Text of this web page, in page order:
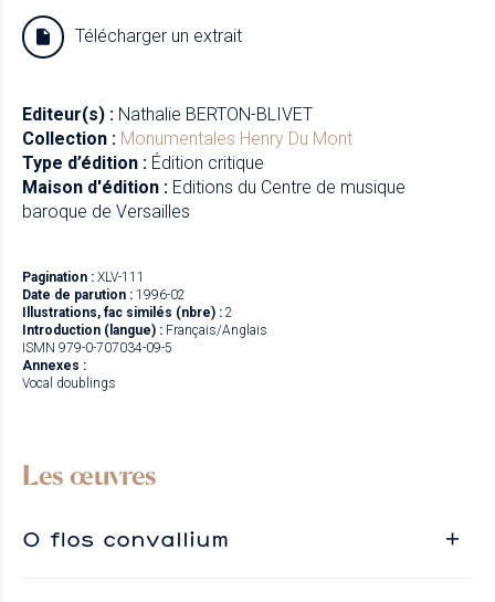
Télécharger un extrait
Editeur(s) : Nathalie BERTON-BLIVET
Collection : Monumentales Henry Du Mont
Type d’édition : Édition critique
Maison d'édition : Editions du Centre de musique
baroque de Versailles
Pagination : XLV-111
Date de parution : 1996-02
Illustrations, fac similés (nbre) : 2
Introduction (langue) : Français/Anglais
ISMN 979-0-707034-09-5
Annexes :
Vocal doublings
Les œuvres
O flos convallium